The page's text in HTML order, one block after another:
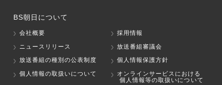
BS朝日について
会社概要
採用情報
ニュースリリース
放送番組審議会
放送番組の種別の公表制度
個人情報保護方針
個人情報の取扱いについて
オンラインサービスにおける
個人情報等の取扱いについて